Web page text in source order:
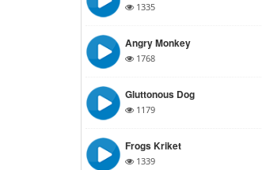
1335
Angry Monkey
1768
Gluttonous Dog
1179
Frogs Kriket
1339